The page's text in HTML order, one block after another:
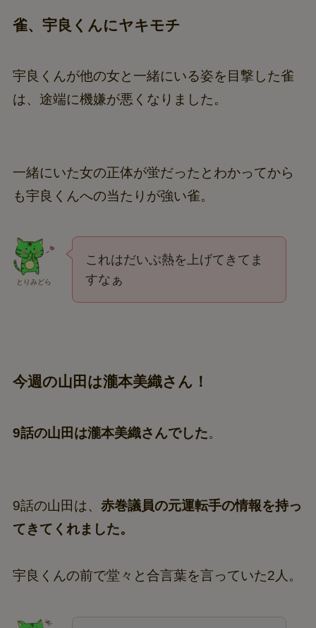
雀、宇良くんにヤキモチ
宇良くんが他の女と一緒にいる姿を目撃した雀
は、途端に機嫌が悪くなりました。
一緒にいた女の正体が蛍だったとわかってから
も宇良くんへの当たりが強い雀。
とりみどら
これはだいぶ熱を上げてきてま
すなぁ
今週の山田は瀧本美織さん！
9話の山田は瀧本美織さんでした。
9話の山田は、 赤巻議員の元運転手の情報を持っ
てきてくれました。
宇良くんの前で堂々と合言葉を言っていた2人。